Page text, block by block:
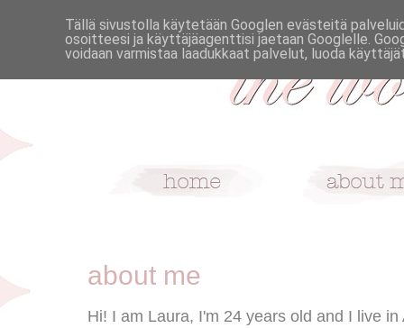
about me
Hi! I am Laura, I'm 24 years old and I live in
Tällä sivustolla käytetään Googlen evästeitä
osoitteesi ja käyttäjäagenttisi jaetaan Googlelle.
voidaan varmistaa laadukkaat palvelut, luoda